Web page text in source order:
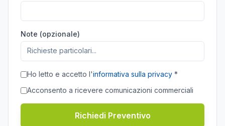
Note (opzionale)
Ho letto e accetto l'informativa sulla privacy *
Acconsento a ricevere comunicazioni commerciali
Richiedi Preventivo